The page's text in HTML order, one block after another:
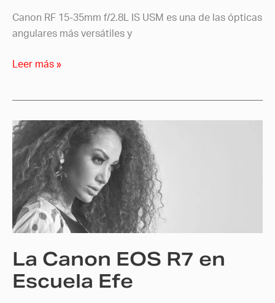
Canon RF 15-35mm f/2.8L IS USM es una de las ópticas
angulares más versátiles y
Guatemala
Leer más »
La Canon EOS R7 en
Escuela Efe
La
Canon
EOS
R7
en
Escuela
Efe